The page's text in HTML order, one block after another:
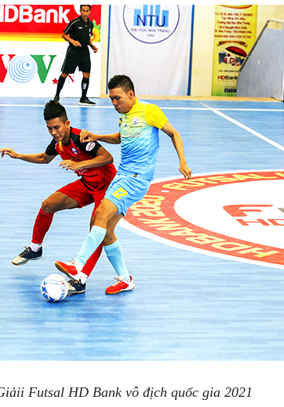
Futsal HD Bank vô địch quốc gia 2021